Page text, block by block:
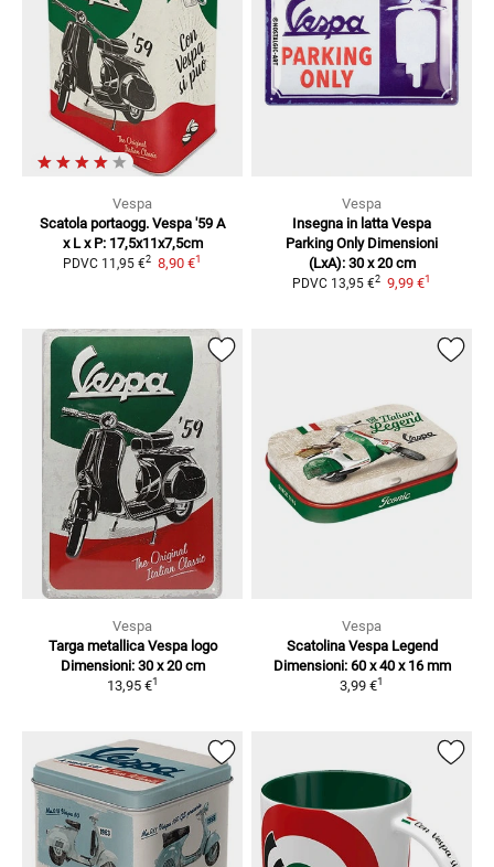
Vespa
Scatola portaogg. Vespa '59 A
x L x P: 17,5x11x7,5cm
PDVC 11,95 €2 8,90 €1
Vespa
Insegna in latta Vespa
Parking Only Dimensioni
(LxA): 30 x 20 cm
PDVC 13,95 €2 9,99 €1
Vespa
Targa metallica Vespa logo
Dimensioni: 30 x 20 cm
13,95 €1
Vespa
Scatolina Vespa Legend
Dimensioni: 60 x 40 x 16 mm
3,99 €1